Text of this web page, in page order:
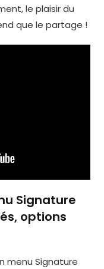
le plaisir du
que le partage !
Signature
options
menu Signature